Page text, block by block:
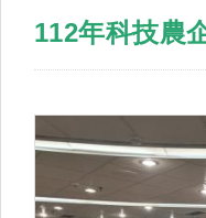
112年科技農